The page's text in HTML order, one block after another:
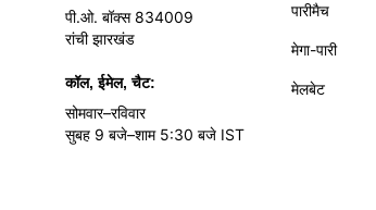
पी.ओ. बॉक्स 834009
रांची झारखंड
कॉल, ईमेल, चैट:
सोमवार–रविवार
सुबह 9 बजे–शाम 5:30 बजे IST
पारीमैच
मेगा-पारी
मेलबेट